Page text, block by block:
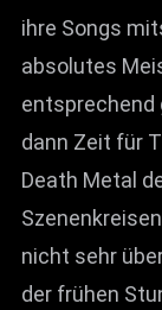
ihre Songs
absolutes
entsprechend
dann Zeit für
Death Metal
nicht sehr
der frühen